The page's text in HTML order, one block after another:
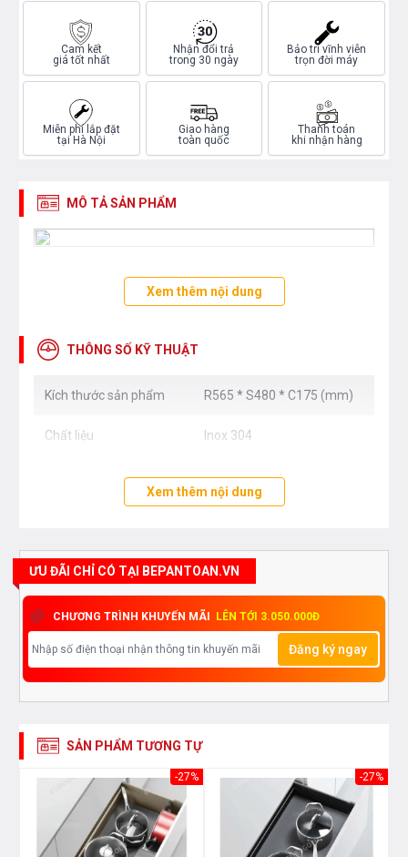
Cam kết
giá tốt nhất
Nhận đổi trả
trong 30 ngày
Bảo trì vĩnh viễn
trọn đời máy
Miễn phí lắp đặt
tại Hà Nội
Giao hàng
toàn quốc
Thanh toán
khi nhận hàng
MÔ TẢ SẢN PHẨM
Xem thêm nội dung
THÔNG SỐ KỸ THUẬT
Kích thước sản phẩm R565 * S480 * C175 (mm)
Chất liệu Inox 304
Xem thêm nội dung
ƯU ĐÃI CHỈ CÓ TẠI BEPANTOAN.VN
CHƯƠNG TRÌNH KHUYẾN MÃI LÊN TỚI 3.050.000Đ
Đăng ký ngay
SẢN PHẨM TƯƠNG TỰ
-27% -27%